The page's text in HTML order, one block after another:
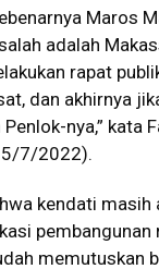
Maros
adalah
rapat
dan akhirnya
nya,” kata
7/2022).
kendati masih
pembangunan
memutuskan